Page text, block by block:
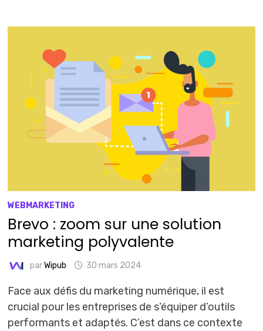
WEBMARKETING
Brevo : zoom sur une solution
marketing polyvalente
parWipub 30 mars 2024
Face aux défis du marketing numérique, il est
crucial pour les entreprises de s’équiper d’outils
performants et adaptés. C’est dans ce contexte